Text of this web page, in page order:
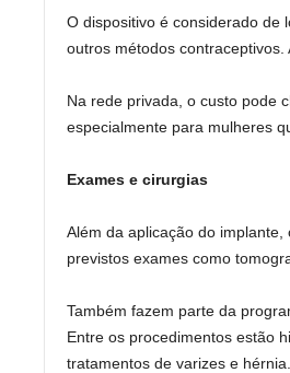
O dispositivo é considerado de
outros métodos
Na rede privada, o custo pode
especialmente para mulheres
Exames e cirurgias
Além da aplicação do
previstos exames como
Também fazem parte da
Entre os procedimentos estão
tratamentos de varizes e hérnia.